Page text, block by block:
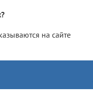
на сайте